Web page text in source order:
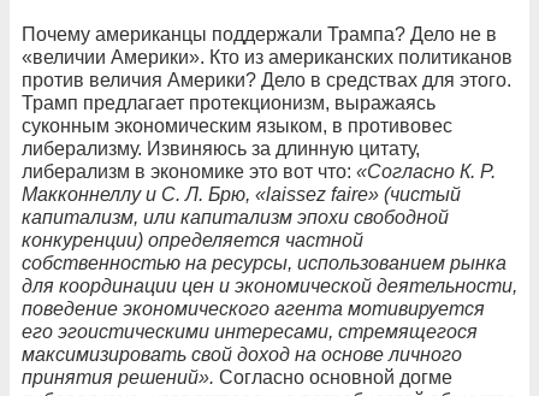
Почему американцы поддержали Трампа? Дело не в
«величии Америки». Кто из американских политиканов
против величия Америки? Дело в средствах для этого.
Трамп предлагает протекционизм, выражаясь
суконным экономическим языком, в противовес
либерализму. Извиняюсь за длинную цитату,
либерализм в экономике это вот что: «Согласно К. Р.
Макконнеллу и С. Л. Брю, «laissez faire» (чистый
капитализм, или капитализм эпохи свободной
конкуренции) определяется частной
собственностью на ресурсы, использованием рынка
для координации цен и экономической деятельности,
поведение экономического агента мотивируется
его эгоистическими интересами, стремящегося
максимизировать свой доход на основе личного
принятия решений». Согласно основной догме